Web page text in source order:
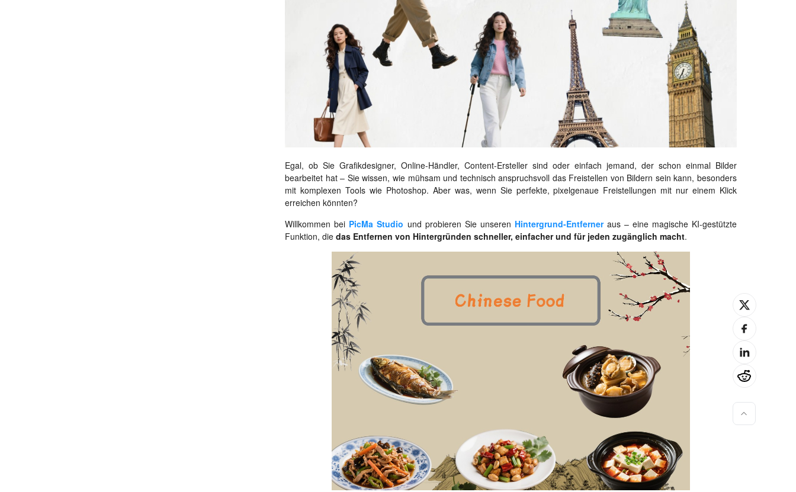
Egal, ob Sie Grafikdesigner, Online-Händler, Content-Ersteller sind oder einfach jemand, der schon einmal Bilder
bearbeitet hat – Sie wissen, wie mühsam und technisch anspruchsvoll das Freistellen von Bildern sein kann, besonders
mit komplexen Tools wie Photoshop. Aber was, wenn Sie perfekte, pixelgenaue Freistellungen mit nur einem Klick
erreichen könnten?
Willkommen bei PicMa Studio und probieren Sie unseren Hintergrund-Entferneraus – eine magische KI-gestützte
Funktion, diedas Entfernen von Hintergründen schneller, einfacher und für jeden zugänglich macht.